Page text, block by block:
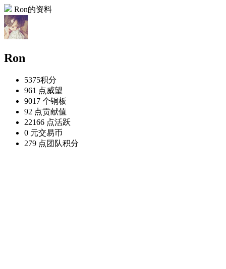
Ron的资料
Ron
5375积分
961 点威望
9017 个铜板
92 点贡献值
22166 点活跃
0 元交易币
279 点团队积分